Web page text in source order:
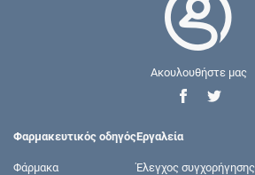
Ακουλουθήστε μας
Φαρμακευτικός οδηγός
Φάρμακα
Εργαλεία
Έλεγχος συγχορήγησης